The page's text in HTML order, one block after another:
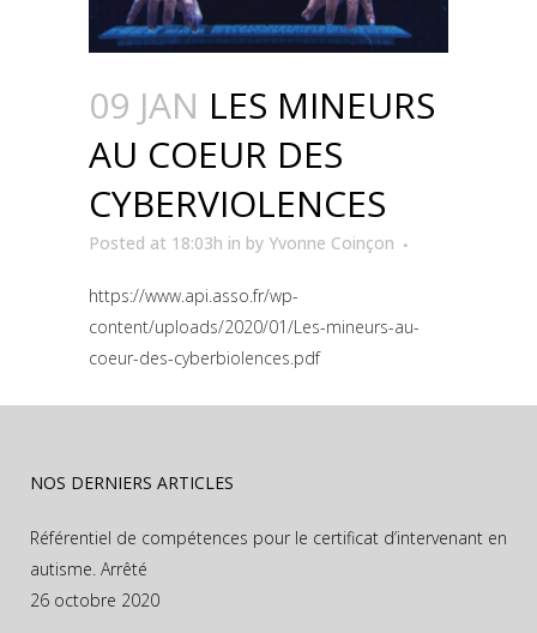
09 JAN LES MINEURS
AU COEUR DES
CYBERVIOLENCES
Posted at 18:03h in by Yvonne Coinçon
https://www.api.asso.fr/wp-
content/uploads/2020/01/Les-mineurs-au-
coeur-des-cyberbiolences.pdf
NOS DERNIERS ARTICLES
Référentiel de compétences pour le certificat d’intervenant en
autisme. Arrêté
26 octobre 2020